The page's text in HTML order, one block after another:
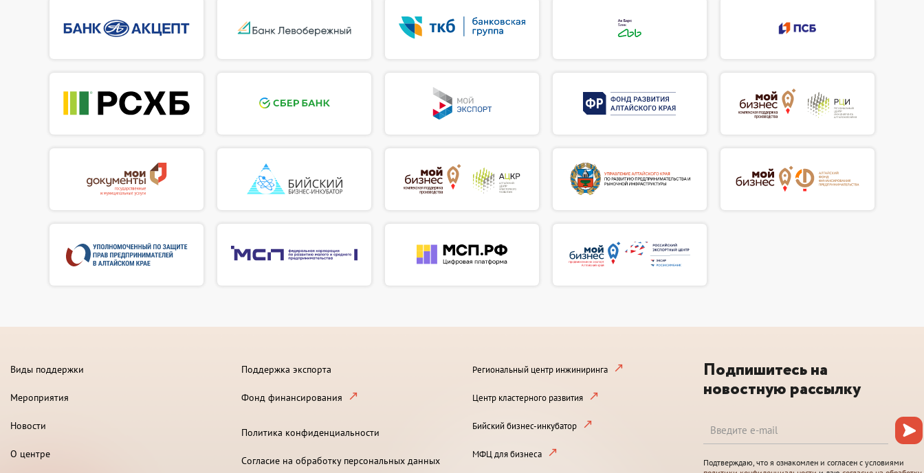
Виды поддержки
Мероприятия
Новости
О центре
Поддержка экспорта
Фонд финансирования
Политика конфиденциальности
Согласие на обработку персональных данных
Региональный центр инжиниринга
Центр кластерного развития
Бийский бизнес-инкубатор
МФЦ для бизнеса
Подпишитесь на
новостную рассылку
Подтверждаю, что я ознакомлен и согласен с условиями